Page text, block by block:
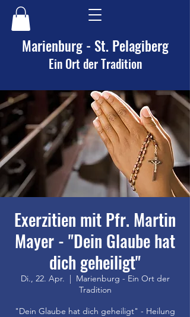
Marienburg - St. Pelagiberg
Ein Ort der Tradition
Exerzitien mit Pfr. Martin
Mayer - "Dein Glaube hat
dich geheiligt"
Di., 22. Apr.
  |
Marienburg - Ein Ort der
Tradition
"Dein Glaube hat dich geheiligt" - Heilung